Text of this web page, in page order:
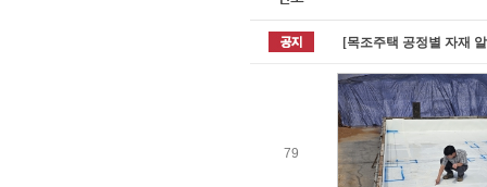
[목조주택 공정별 자재
79